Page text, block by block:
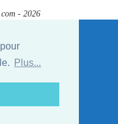
Plus...
- 2026